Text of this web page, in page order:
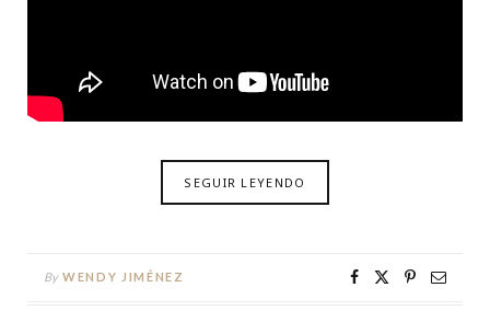
SEGUIR LEYENDO
By WENDY JIMÉNEZ